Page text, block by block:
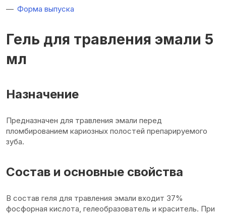
Форма выпуска
Гель для травления эмали 5
мл
Назначение
Предназначен для травления эмали перед
пломбированием кариозных полостей препарируемого
зуба.
Состав и основные свойства
В состав геля для травления эмали входит 37%
фосфорная кислота, гелеобразователь и краситель. При